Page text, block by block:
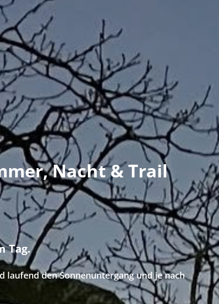
Nacht & Trail
Tag.
laufend den Sonnenuntergang und je nach